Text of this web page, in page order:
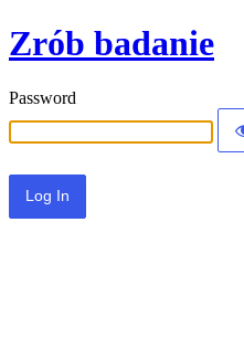
Zrób badanie
Password